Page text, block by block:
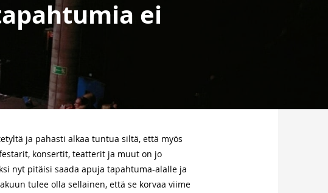
ei
ja pahasti alkaa tuntua siltä, että myös
konsertit, teatterit ja muut on jo
nyt pitäisi saada apuja tapahtuma-alalle ja
tulee olla sellainen, että se korvaa viime